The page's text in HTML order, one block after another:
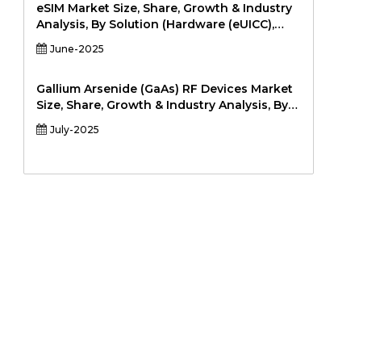
Institutions, Broadcasting Networks,
Corporate Enterprises), and Regional分析，
2024-2031
Solar Panels, Optical Coatings, Data
Storage, Sensors), By Form (Planar Targets,
Rotatable Targets), By End-User
(Electronics Manufacturers, Research
2024-2031
eSIM Market Size, Share, Growth & Industry
Analysis, By Solution (Hardware (eUICC),
Software (Subscription Management,
Remote Provisioning), By Application
Automotive, Industrial IoT, Others), By End-
User (Consumers, Enterprises, Telecom
Operators, OEMs), and Regional Analysis,
2024-2031
June-2025
Gallium Arsenide (GaAs) RF Devices Market
Size, Share, Growth & Industry Analysis, By
Product Type (By Product Type), By
Deployment (Public Cloud, Private Cloud,
July-2025